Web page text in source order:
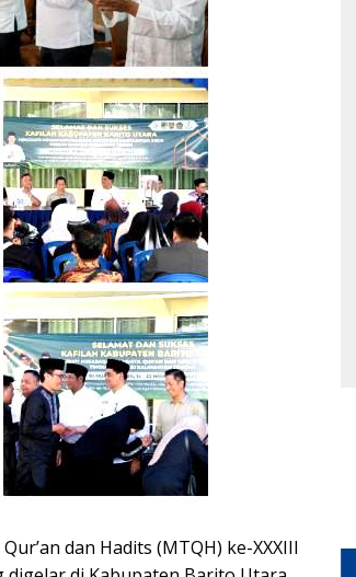
dan Hadits (MTQH) ke-XXXIII